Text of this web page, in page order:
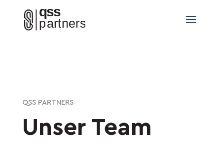
QSS PARTNERS
Unser Team